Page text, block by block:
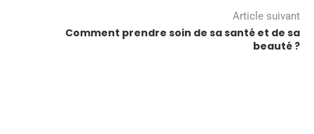
Article suivant
Comment prendre soin de sa santé et de sa
beauté ?